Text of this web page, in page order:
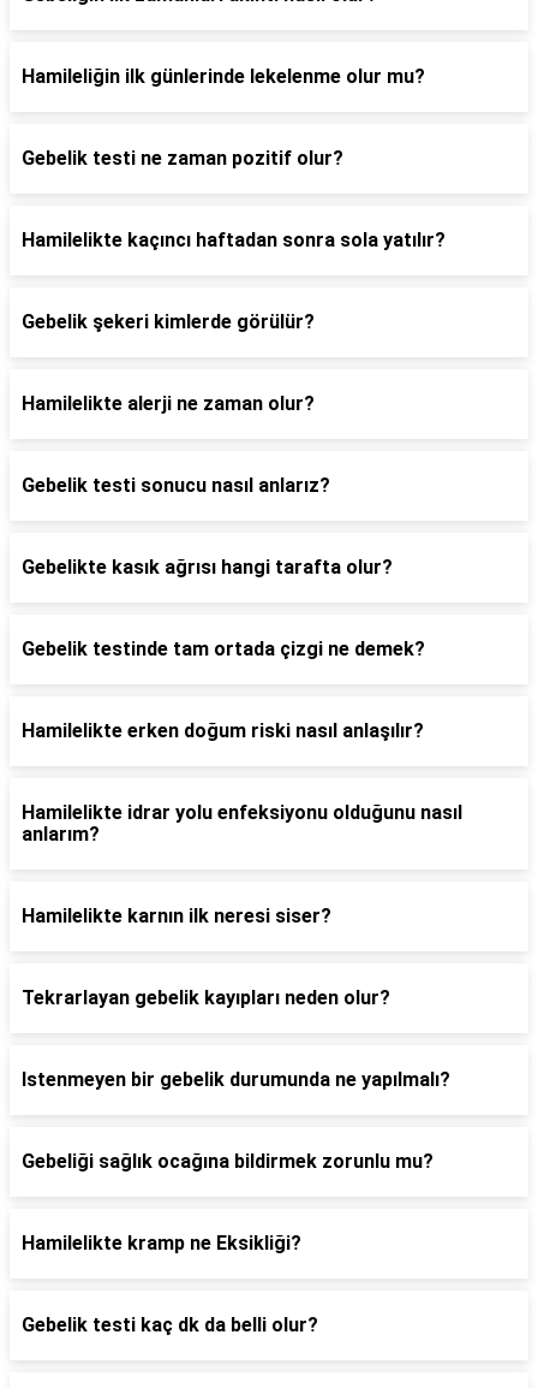
Hamileliğin ilk günlerinde lekelenme olur mu?
Gebelik testi ne zaman pozitif olur?
Hamilelikte kaçıncı haftadan sonra sola yatılır?
Gebelik şekeri kimlerde görülür?
Hamilelikte alerji ne zaman olur?
Gebelik testi sonucu nasıl anlarız?
Gebelikte kasık ağrısı hangi tarafta olur?
Gebelik testinde tam ortada çizgi ne demek?
Hamilelikte erken doğum riski nasıl anlaşılır?
Hamilelikte idrar yolu enfeksiyonu olduğunu nasıl
anlarım?
Hamilelikte karnın ilk neresi siser?
Tekrarlayan gebelik kayıpları neden olur?
Istenmeyen bir gebelik durumunda ne yapılmalı?
Gebeliği sağlık ocağına bildirmek zorunlu mu?
Hamilelikte kramp ne Eksikliği?
Gebelik testi kaç dk da belli olur?